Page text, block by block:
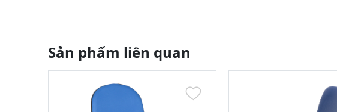
Sản phẩm liên quan